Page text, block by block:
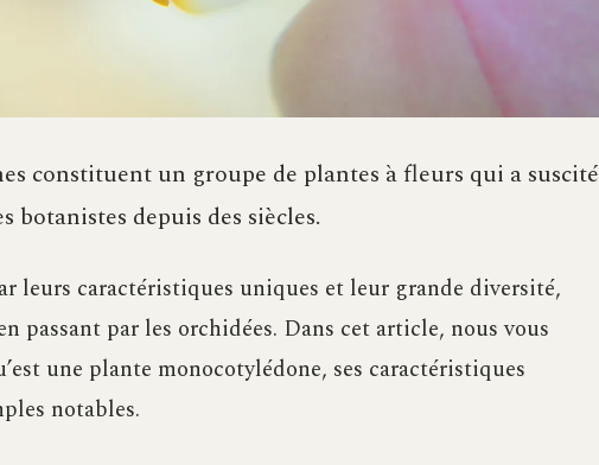
constituent un groupe de plantes à fleurs qui a suscité
botanistes depuis des siècles.
leurs caractéristiques uniques et leur grande diversité,
passant par les orchidées. Dans cet article, nous vous
une plante monocotylédone, ses caractéristiques
notables.